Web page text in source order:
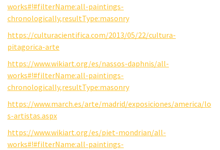
works#!#filterName:all-paintings-
chronologically,resultType:masonry
https://culturacientifica.com/2013/05/22/cultura-
pitagorica-arte
https://www.wikiart.org/es/nassos-daphnis/all-
works#!#filterName:all-paintings-
chronologically,resultType:masonry
https://www.march.es/arte/madrid/exposiciones/america/lo
s-artistas.aspx
https://www.wikiart.org/es/piet-mondrian/all-
works#!#filterName:all-paintings-